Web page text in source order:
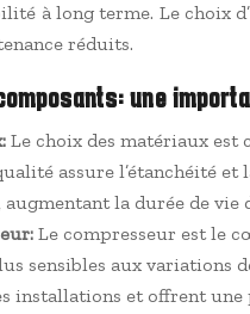
à long terme. Le choix
réduits.
une
Le choix des matériaux est
assure l’étanchéité
la durée de vie
Le compresseur est le
sensibles aux variations
installations et offrent une